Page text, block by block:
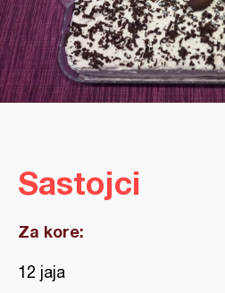
Sastojci
Za kore:
12 jaja